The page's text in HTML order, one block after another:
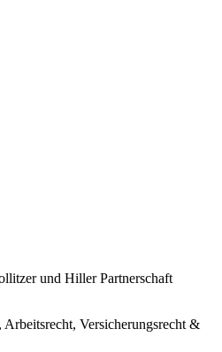
und Hiller Partnerschaft
Versicherungs­recht &